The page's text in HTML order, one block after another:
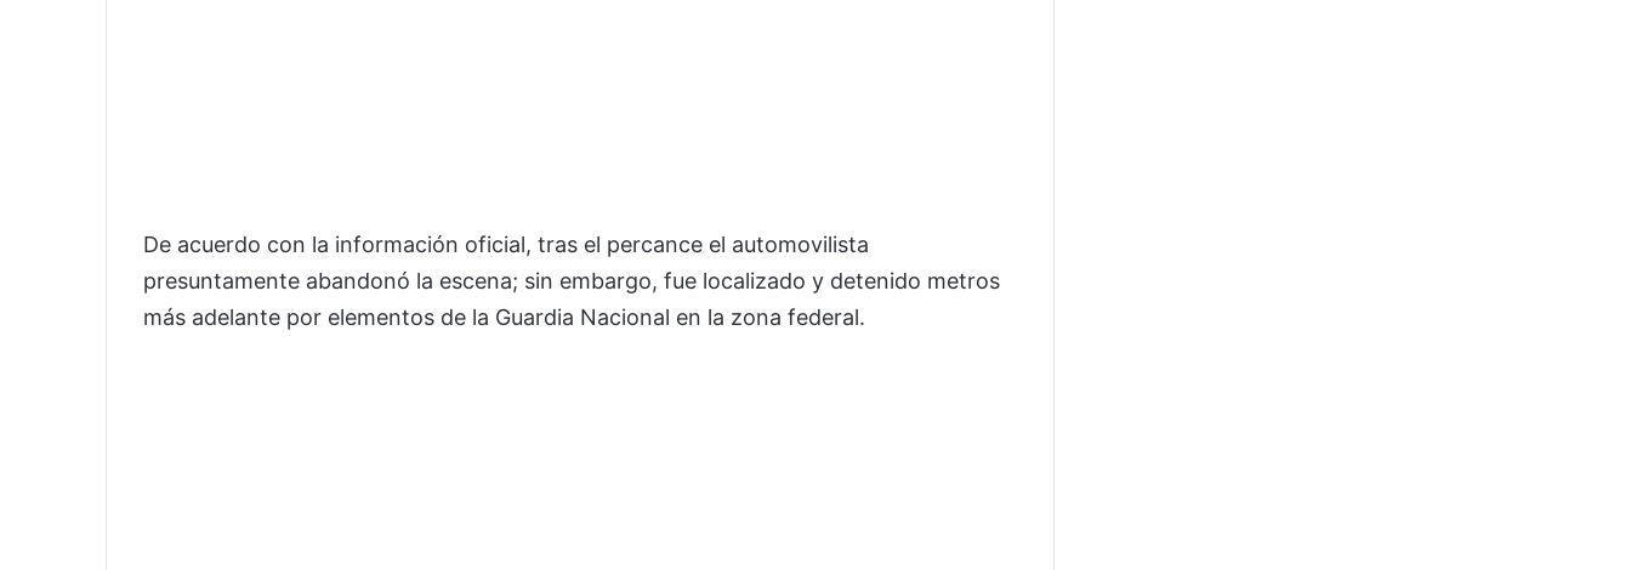
De acuerdo con la información oficial, tras el percance el automovilista
presuntamente abandonó la escena; sin embargo, fue localizado y detenido metros
más adelante por elementos de la Guardia Nacional en la zona federal.